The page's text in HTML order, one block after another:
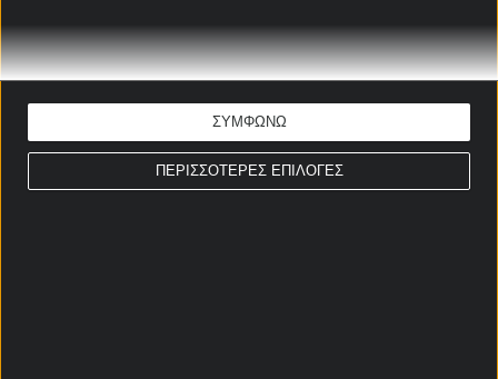
ΠΕΡΙΣΣΟΤΕΡΕΣ ΕΠΙΛΟΓΕΣ
ΣΥΜΦΩΝΩ
Τελικός για νίκη – κλειδί με…
τετράποντο της Interwetten!
05/06/2026
Η μεγάλη μάχη του Game 2